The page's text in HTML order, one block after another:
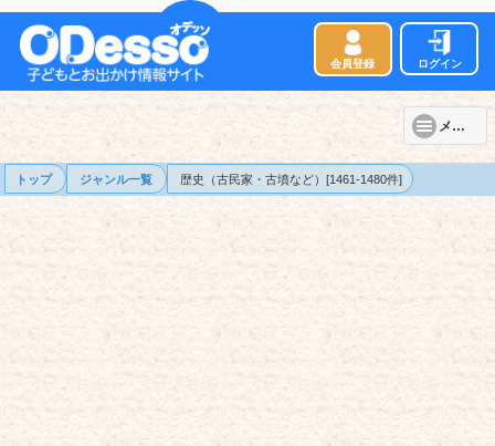
会員登録 ログイン
メニュー
トップ ジャンル一覧 歴史（古民家・古墳など）[1461-1480件]